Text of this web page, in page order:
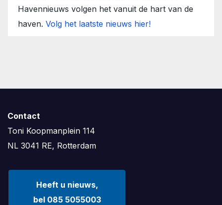
Havennieuws volgen het vanuit de hart van de
haven. Volg het laatste nieuws hier!
Contact
Toni Koopmanplein 114
NL 3041 RE, Rotterdam
Heeft u nieuws,
bel 085 5055003